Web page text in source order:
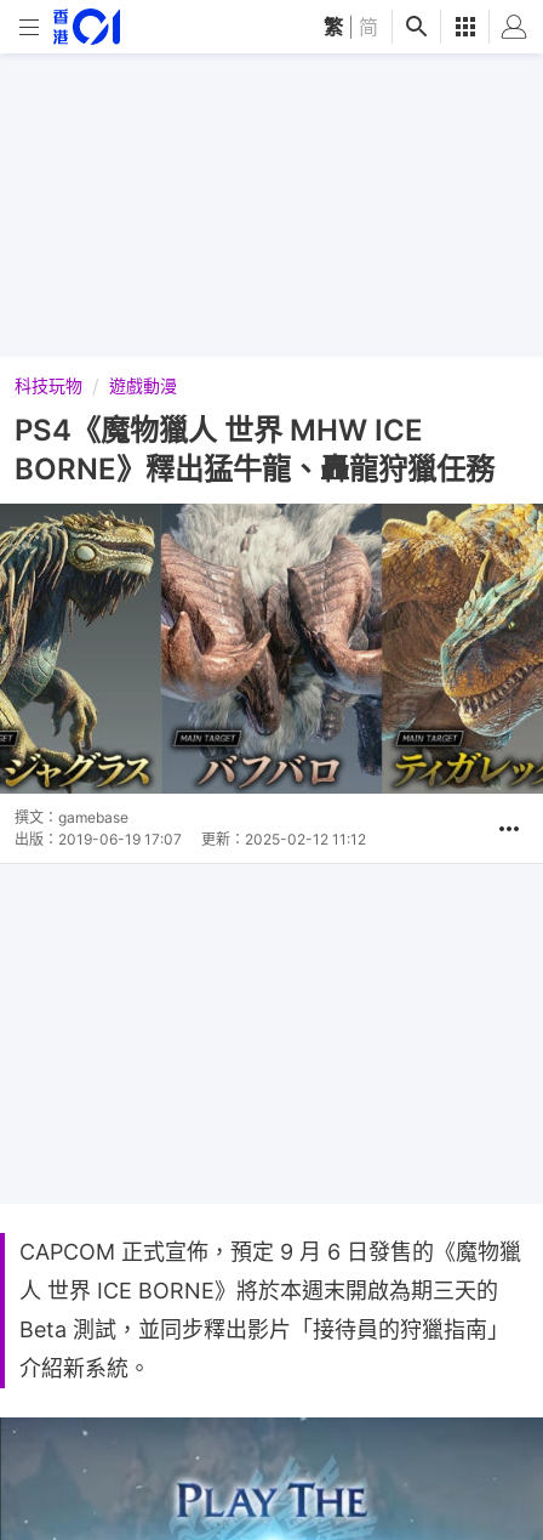
繁 简
科技玩物 遊戲動漫
PS4《魔物獵人 世界 MHW ICE
BORNE》釋出猛牛龍、轟龍狩獵任務
撰文： gamebase
出版： 2019-06-19 17:07 更新： 2025-02-12 11:12
CAPCOM 正式宣佈，預定 9 月 6 日發售的《魔物獵
人 世界 ICE BORNE》將於本週末開啟為期三天的
Beta 測試，並同步釋出影片「接待員的狩獵指南」
介紹新系統。